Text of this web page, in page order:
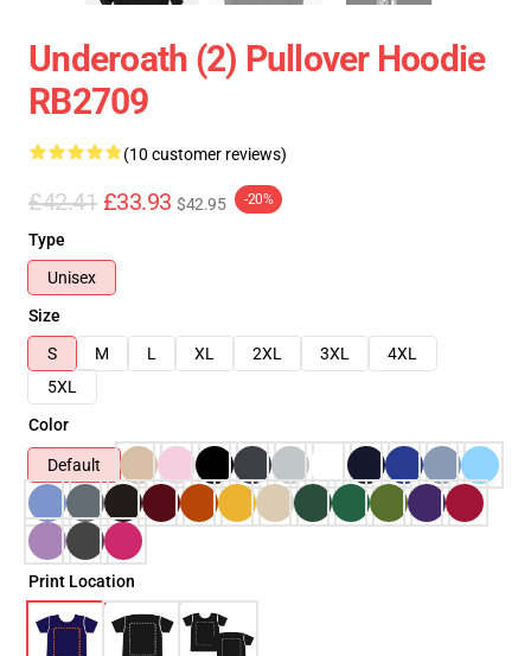
Underoath (2) Pullover Hoodie
RB2709
(10 customer reviews)
£42.41 £33.93 $42.95 -20%
Type
Unisex
Size
S
M L XL 2XL 3XL
4XL
5XL
Color
Default
Print Location